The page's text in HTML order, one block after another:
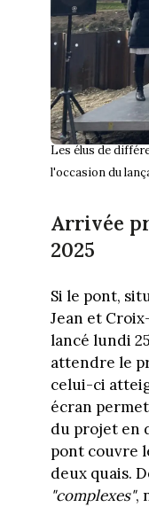
Les élus de
l'occasion du
Arrivée
2025
Si le pont,
Jean et
lancé lundi
attendre le
celui-ci
écran
du projet en
pont couvre
deux quais.
"complexes",